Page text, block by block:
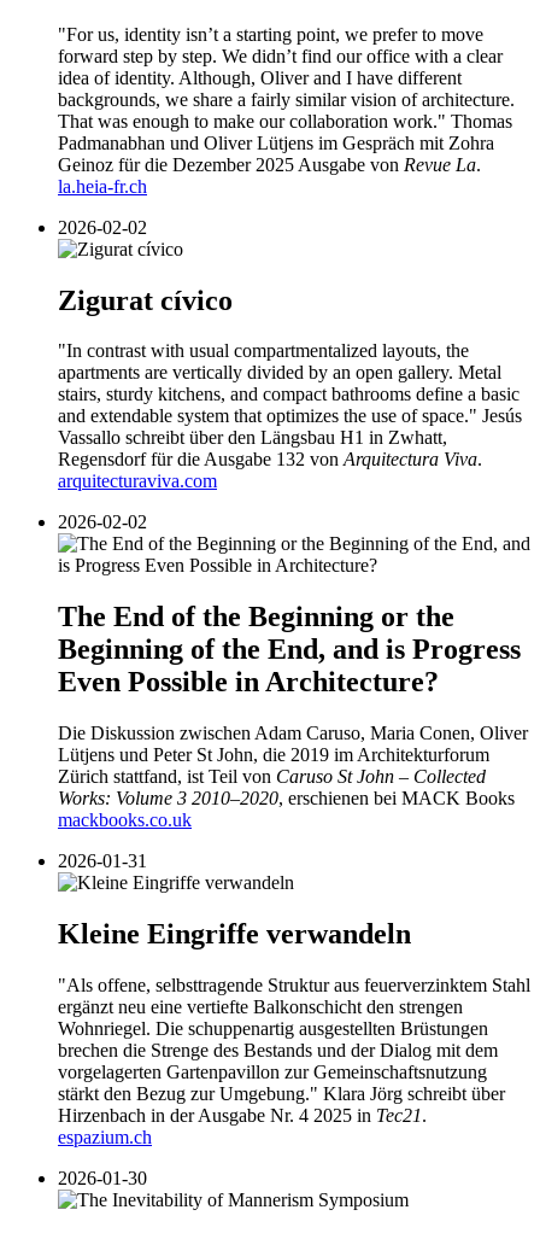
"For us, identity isn’t a starting point, we prefer to move
forward step by step. We didn’t find our office with a clear
idea of identity. Although, Oliver and I have different
backgrounds, we share a fairly similar vision of architecture.
That was enough to make our collaboration work." Thomas
Padmanabhan und Oliver Lütjens im Gespräch mit Zohra
Geinoz für die Dezember 2025 Ausgabe von Revue La.
la.heia-fr.ch
2026-02-02
Zigurat cívico
"In contrast with usual compartmentalized layouts, the
apartments are vertically divided by an open gallery. Metal
stairs, sturdy kitchens, and compact bathrooms define a basic
and extendable system that optimizes the use of space." Jesús
Vassallo schreibt über den Längsbau H1 in Zwhatt,
Regensdorf für die Ausgabe 132 vonArquitectura Viva.
arquitecturaviva.com
2026-02-02
The End of the Beginning or the
Beginning of the End, and is Progress
Even Possible in Architecture?
Die Diskussion zwischen Adam Caruso, Maria Conen, Oliver
Lütjens und Peter St John, die 2019 im Architekturforum
Zürich stattfand, ist Teil von Caruso St John – Collected
Works: Volume 3 2010–2020, erschienen bei MACK Books
mackbooks.co.uk
2026-01-31
Kleine Eingriffe verwandeln
"Als offene, selbsttragende Struktur aus feuerverzinktem Stahl
ergänzt neu eine vertiefte Balkonschicht den strengen
Wohnriegel. Die schuppenartig ausgestellten Brüstungen
brechen die Strenge des Bestands und der Dialog mit dem
vorgelagerten Gartenpavillon zur Gemeinschaftsnutzung
stärkt den Bezug zur Umgebung." Klara Jörg schreibt über
Hirzenbach in der Ausgabe Nr. 4 2025 in Tec21.
espazium.ch
2026-01-30